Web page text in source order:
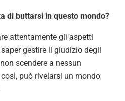
di buttarsi in questo mondo?
attentamente gli aspetti
gestire il giudizio degli
scendere a nessun
può rivelarsi un mondo